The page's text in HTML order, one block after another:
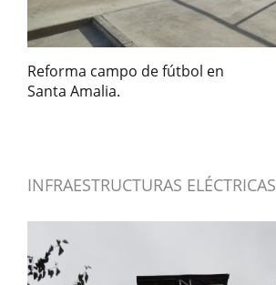
Reforma campo de fútbol en
Santa Amalia.
INFRAESTRUCTURAS ELÉCTRICAS